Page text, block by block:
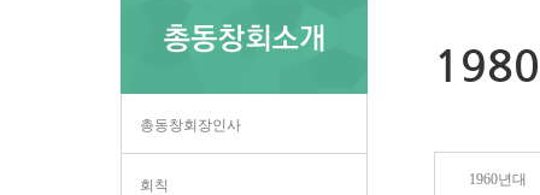
총동창회장인사
회칙 1960년대